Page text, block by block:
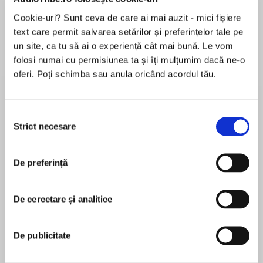
Cookie-uri? Sunt ceva de care ai mai auzit - mici fișiere
text care permit salvarea setărilor și preferințelor tale pe
un site, ca tu să ai o experiență cât mai bună. Le vom
folosi numai cu permisiunea ta și îți mulțumim dacă ne-o
oferi. Poți schimba sau anula oricând acordul tău.
consimțământului
Strict necesare
De preferință
De cercetare și analitice
De publicitate
de...
Dani Francis
la...
Lauren Weisberger
Desprecarte
the hero in the New York Mets' miraculous
defeat of the Boston Red Sox in Game Six of the
game.
MAI MULT
Dan Gutman is the New York Times bestselling